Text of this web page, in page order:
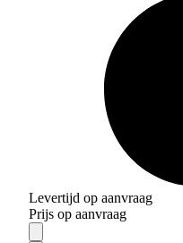
Levertijd op aanvraag
Prijs op aanvraag